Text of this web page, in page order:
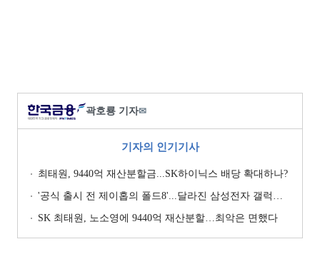
곽호룡 기자✉
기자의 인기기사
최태원, 9440억 재산분할금...SK하이닉스 배당 확대하나?
'공식 출시 전 제이홉의 폴드8'...달라진 삼성전자 갤럭시 마케팅?
SK 최태원, 노소영에 9440억 재산분할…최악은 면했다